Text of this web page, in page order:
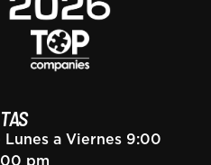
a Viernes 9:00
pm